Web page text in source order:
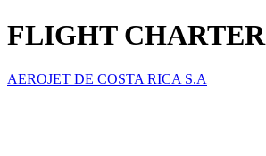
FLIGHT CHARTER
AEROJET DE COSTA RICA S.A